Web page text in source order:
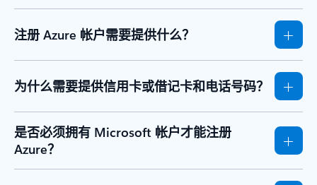
注册 Azure 帐户需要提供什么？
为什么需要提供信用卡或借记卡和电话号码？
是否必须拥有 Microsoft 帐户才能注册
Azure？